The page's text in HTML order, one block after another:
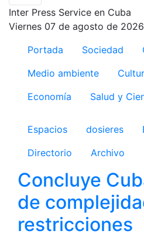
Inter Press Service en Cuba
Viernes 07 de agosto de 2026
Portada
Sociedad
Medio ambiente
Economía
Salud y
Espacios dosieres
Directorio
Archivo
Concluye
de
restricciones